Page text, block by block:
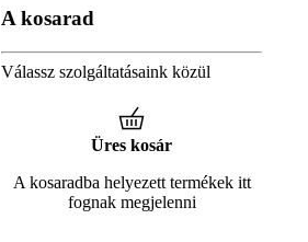
A kosarad
Válassz szolgáltatásaink közül
Üres kosár
A kosaradba helyezett termékek itt
fognak megjelenni